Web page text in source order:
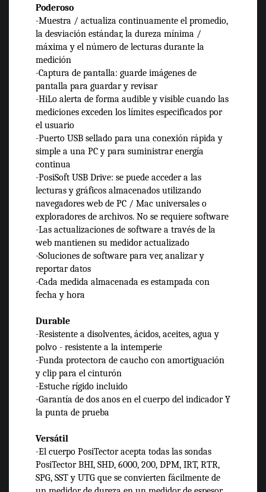
Poderoso
-Muestra / actualiza continuamente el promedio,
la desviación estándar, la dureza mínima /
máxima y el número de lecturas durante la
medición
-Captura de pantalla: guarde imágenes de
pantalla para guardar y revisar
-HiLo alerta de forma audible y visible cuando las
mediciones exceden los límites especificados por
el usuario
-Puerto USB sellado para una conexión rápida y
simple a una PC y para suministrar energía
continua
-PosiSoft USB Drive: se puede acceder a las
lecturas y gráficos almacenados utilizando
navegadores web de PC / Mac universales o
exploradores de archivos. No se requiere software
-Las actualizaciones de software a través de la
web mantienen su medidor actualizado
-Soluciones de software para ver, analizar y
reportar datos
-Cada medida almacenada es estampada con
fecha y hora
Durable
-Resistente a disolventes, ácidos, aceites, agua y
polvo - resistente a la intemperie
-Funda protectora de caucho con amortiguación
y clip para el cinturón
-Estuche rígido incluido
-Garantía de dos anos en el cuerpo del indicador Y
la punta de prueba
Versátil
-El cuerpo PosiTector acepta todas las sondas
PosiTector BHI, SHD, 6000, 200, DPM, IRT, RTR,
SPG, SST y UTG que se convierten fácilmente de